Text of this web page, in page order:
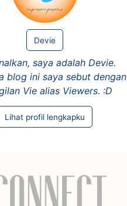
Devie
saya adalah Devie.
blog ini saya sebut dengan
Vie alias Viewers. :D
Lihat profil lengkapku